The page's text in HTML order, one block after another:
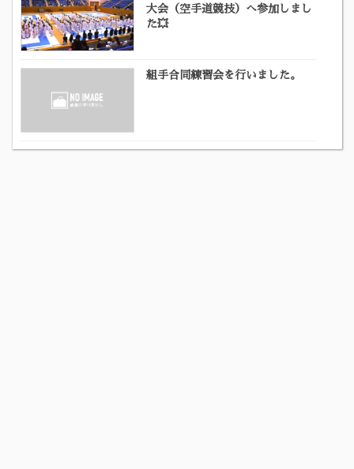
大会（空手道競技）へ参加しまし
た💥
組手合同練習会を行いました。